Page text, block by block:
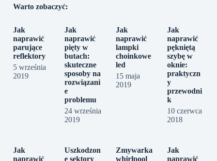
Warto zobaczyć:
Jak
naprawić
parujące
reflektory
5 września
2019
Jak
naprawić
pięty w
butach:
skuteczne
sposoby na
rozwiązani
e
problemu
24 września
2019
Jak
naprawić
lampki
choinkowe
led
15 maja
2019
Jak
naprawić
pękniętą
szybę w
oknie:
praktyczn
y
przewodni
k
10 czerwca
2018
Jak
naprawić
Uszkodzon
e sektory
Zmywarka
whirlpool
Jak
naprawić